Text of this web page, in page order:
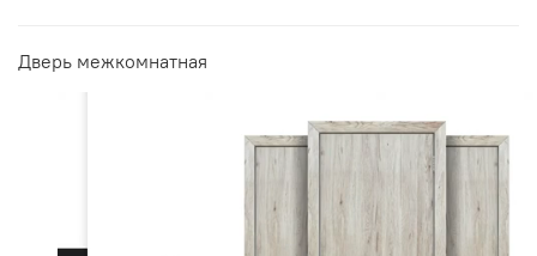
Дверь межкомнатная